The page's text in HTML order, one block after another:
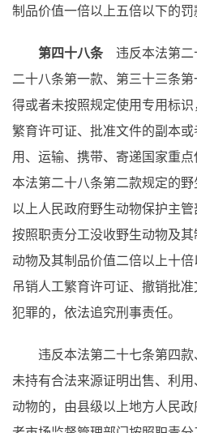
制品价值一倍以上五倍以下的罚
第四十八条 违反本法第二
二十八条第一款、第三十三条
得或者未按照规定使用专用标
繁育许可证、批准文件的副本
用、运输、携带、寄递国家重
本法第二十八条第二款规定的
以上人民政府野生动物保护主管
按照职责分工没收野生动物及
动物及其制品价值二倍以上十倍
吊销人工繁育许可证、撤销批
犯罪的，依法追究刑事责任。
违反本法第二十七条第四款
未持有合法来源证明出售、利
动物的，由县级以上地方人民